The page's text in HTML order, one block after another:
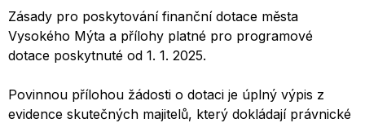
Zásady pro poskytování finanční dotace města
Vysokého Mýta a přílohy platné pro programové
dotace poskytnuté od 1. 1. 2025.
Povinnou přílohou žádosti o dotaci je úplný výpis z
evidence skutečných majitelů, který dokládají právnické